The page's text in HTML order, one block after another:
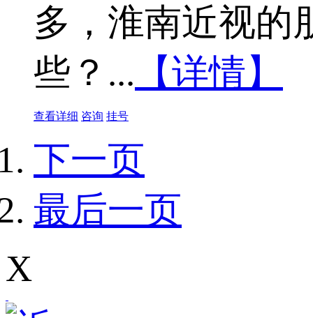
多，淮南近视的
些？... 【详情】
查看详细 咨询 挂号
下一页
最后一页
X